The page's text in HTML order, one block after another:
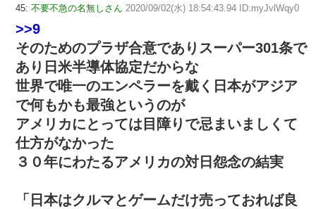
45: 不要不急の名無しさん 2020/09/02(水) 18:54:43.94 ID:myJvlWqy0
>>9
そのためのプラザ合意でありスーパー301条で
あり日米半導体協定だからな
世界で唯一のエンペラーを戴く日本がアジア
で何もかも最強というのが
アメリカにとっては目障りで忌まいましくて
仕方がなかった
３０年にわたるアメリカの対日怨念の結実
「日本はクルマとゲームだけ売っておれば良